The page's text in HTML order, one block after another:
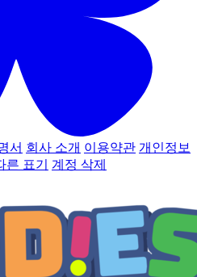
서 회사 소개 이용약관 개인정보
표기
계정 삭제